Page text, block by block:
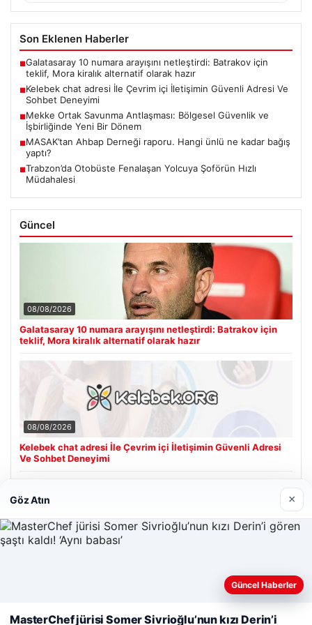
Son Eklenen Haberler
■Galatasaray 10 numara arayışını netleştirdi: Batrakov için
teklif, Mora kiralık alternatif olarak hazır
■Kelebek chat adresi İle Çevrim içi İletişimin Güvenli Adresi Ve
Sohbet Deneyimi
■Mekke Ortak Savunma Antlaşması: Bölgesel Güvenlik ve
İşbirliğinde Yeni Bir Dönem
■MASAK’tan Ahbap Derneği raporu. Hangi ünlü ne kadar bağış
yaptı?
■Trabzon’da Otobüste Fenalaşan Yolcuya Şoförün Hızlı
Müdahalesi
Güncel
08/08/2026
Galatasaray 10 numara arayışını netleştirdi: Batrakov için
teklif, Mora kiralık alternatif olarak hazır
08/08/2026
Kelebek chat adresi İle Çevrim içi İletişimin Güvenli Adresi
Ve Sohbet Deneyimi
Cengiz Sigorta
Web sitemizi nasıl kullandığınızı daha iyi anlayabilmek,
kullanıyoruz. Çerez Politikamız
Göz Atın ×
Güncel Haberler
MasterChef jürisi Somer Sivrioğlu’nun kızı Derin’i